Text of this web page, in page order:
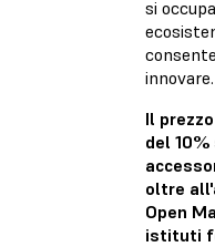
si
innovare.
Il
del
oltre
Open
istituti